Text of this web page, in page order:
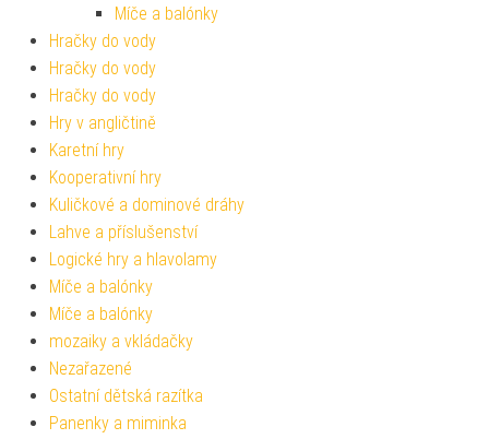
Míče a balónky
Hračky do vody
Hračky do vody
Hračky do vody
Hry v angličtině
Karetní hry
Kooperativní hry
Kuličkové a dominové dráhy
Lahve a příslušenství
Logické hry a hlavolamy
Míče a balónky
Míče a balónky
mozaiky a vkládačky
Nezařazené
Ostatní dětská razítka
Panenky a miminka